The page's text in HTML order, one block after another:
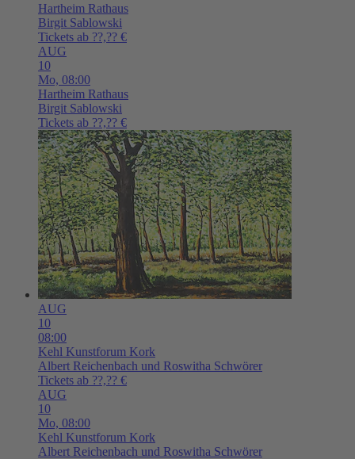
Hartheim Rathaus
Birgit Sablowski
Tickets ab ??,?? €
AUG
10
Mo, 08:00
Hartheim Rathaus
Birgit Sablowski
Tickets ab ??,?? €
AUG
10
08:00
Kehl Kunstforum Kork
Albert Reichenbach und Roswitha Schwörer
Tickets ab ??,?? €
AUG
10
Mo, 08:00
Kehl Kunstforum Kork
Albert Reichenbach und Roswitha Schwörer